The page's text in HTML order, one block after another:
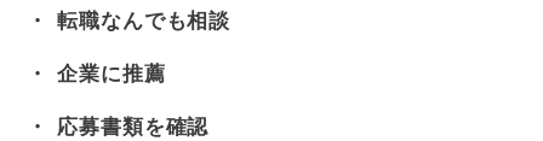
転職なんでも相談
企業に推薦
応募書類を確認